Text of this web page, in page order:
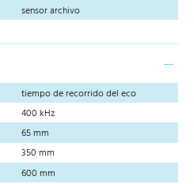
sensor archivo
tiempo de recorrido del eco
400 kHz
65 mm
350 mm
600 mm